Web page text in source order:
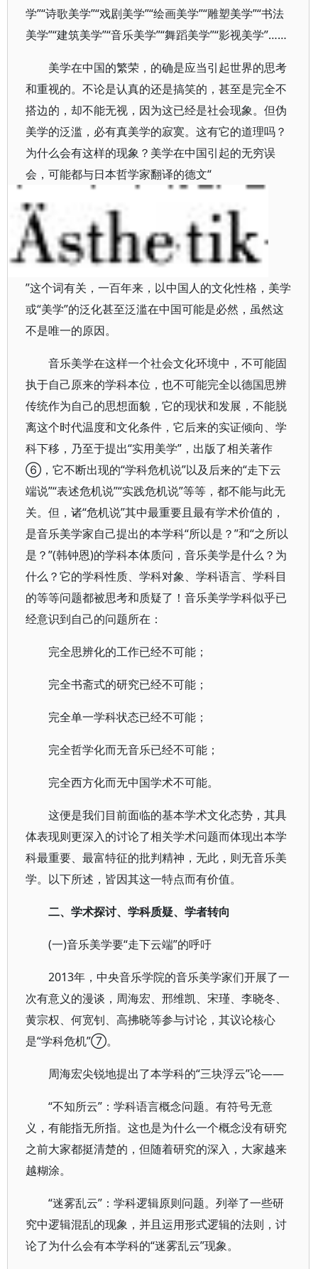
学”“诗歌美学”“戏剧美学”“绘画美学”“雕塑美学”“书法
美学”“建筑美学”“音乐美学”“舞蹈美学”“影视美学”……
美学在中国的繁荣，的确是应当引起世界的思考
和重视的。不论是认真的还是搞笑的，甚至是完全不
搭边的，却不能无视，因为这已经是社会现象。但伪
美学的泛滥，必有真美学的寂寞。这有它的道理吗？
为什么会有这样的现象？美学在中国引起的无穷误
会，可能都与日本哲学家翻译的德文“
”这个词有关，一百年来，以中国人的文化性格，美学
或“美学”的泛化甚至泛滥在中国可能是必然，虽然这
不是唯一的原因。
音乐美学在这样一个社会文化环境中，不可能固
执于自己原来的学科本位，也不可能完全以德国思辨
传统作为自己的思想面貌，它的现状和发展，不能脱
离这个时代温度和文化条件，它后来的实证倾向、学
科下移，乃至于提出“实用美学”，出版了相关著作
⑥，它不断出现的“学科危机说”以及后来的“走下云
端说”“表述危机说”“实践危机说”等等，都不能与此无
关。但，诸“危机说”其中最重要且最有学术价值的，
是音乐美学家自己提出的本学科“所以是？”和“之所以
是？”(韩钟恩)的学科本体质问，音乐美学是什么？为
什么？它的学科性质、学科对象、学科语言、学科目
的等等问题都被思考和质疑了！音乐美学学科似乎已
经意识到自己的问题所在：
完全思辨化的工作已经不可能；
完全书斋式的研究已经不可能；
完全单一学科状态已经不可能；
完全哲学化而无音乐已经不可能；
完全西方化而无中国学术不可能。
这便是我们目前面临的基本学术文化态势，其具
体表现则更深入的讨论了相关学术问题而体现出本学
科最重要、最富特征的批判精神，无此，则无音乐美
学。以下所述，皆因其这一特点而有价值。
二、学术探讨、学科质疑、学者转向
(一)音乐美学要“走下云端”的呼吁
2013年，中央音乐学院的音乐美学家们开展了一
次有意义的漫谈，周海宏、邢维凯、宋瑾、李晓冬、
黄宗权、何宽钊、高拂晓等参与讨论，其议论核心
是“学科危机”⑦。
周海宏尖锐地提出了本学科的“三块浮云”论——
“不知所云”：学科语言概念问题。有符号无意
义，有能指无所指。这也是为什么一个概念没有研究
之前大家都挺清楚的，但随着研究的深入，大家越来
越糊涂。
“迷雾乱云”：学科逻辑原则问题。列举了一些研
究中逻辑混乱的现象，并且运用形式逻辑的法则，讨
论了为什么会有本学科的“迷雾乱云”现象。